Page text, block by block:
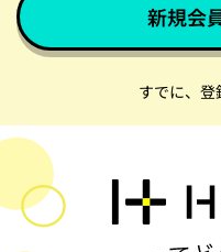
新規会
すでに、